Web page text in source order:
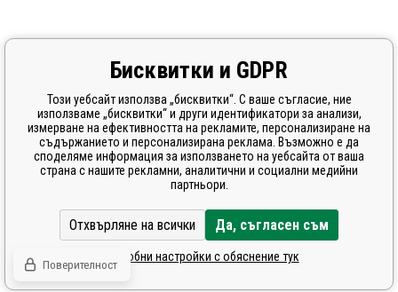
Бисквитки и GDPR
Този уебсайт използва „бисквитки“. С ваше съгласие, ние
използваме „бисквитки“ и други идентификатори за анализи,
измерване на ефективността на рекламите, персонализиране на
съдържанието и персонализирана реклама. Възможно е да
споделяме информация за използването на уебсайта от ваша
страна с нашите рекламни, аналитични и социални медийни
партньори.
Отхвърляне на всички Да, съгласен съм
Подробни настройки с обяснение тук
Поверителност